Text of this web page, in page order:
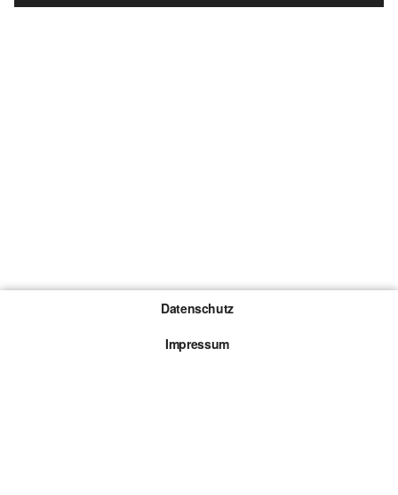
Datenschutz
Impressum